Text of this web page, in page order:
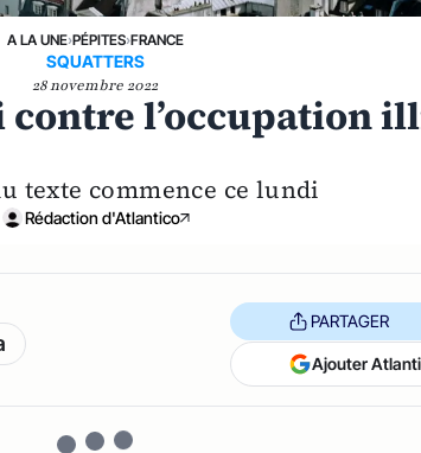
A LA UNE›PÉPITES›FRANCE
SQUATTERS
28 novembre 2022
l’occupation
texte commence ce lundi
Rédaction d'Atlantico
PARTAGER
Ajouter